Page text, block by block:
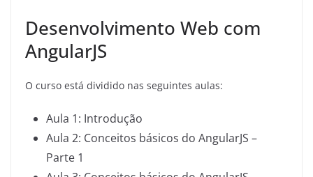
Desenvolvimento Web com
AngularJS
O curso está dividido nas seguintes aulas:
Aula 1: Introdução
Aula 2: Conceitos básicos do AngularJS –
Parte 1